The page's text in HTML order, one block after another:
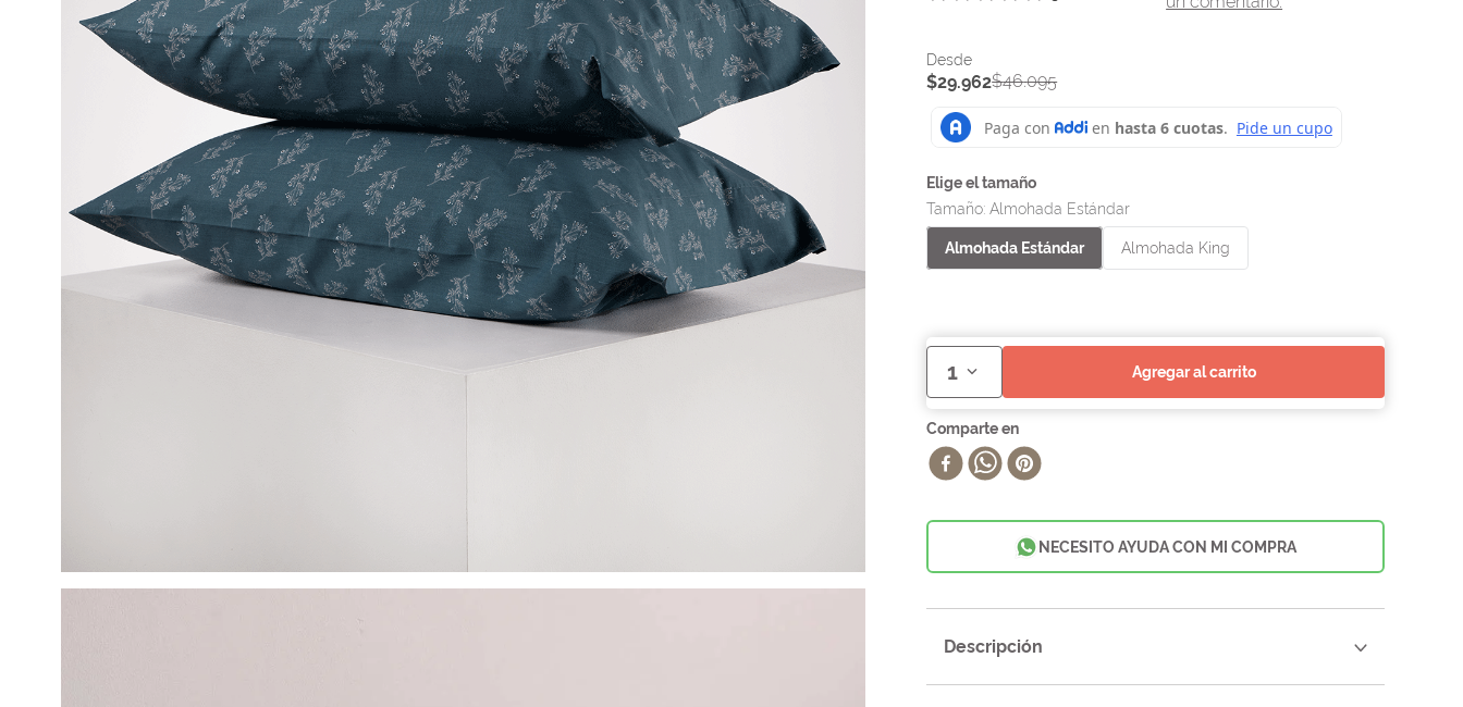
$29.962$46.095
Tamaño: Almohada Estándar
Almohada Estándar Almohada King
1 agregar al carrito
NECESITO AYUDA CON MI COMPRA
Descripción